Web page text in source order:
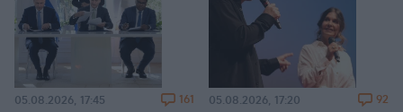
05.08.2026, 17:45 161 05.08.2026, 17:20 92